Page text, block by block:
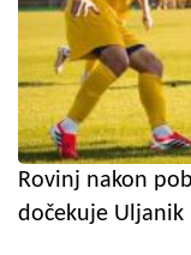
Rovinj nakon
dočekuje Uljanik